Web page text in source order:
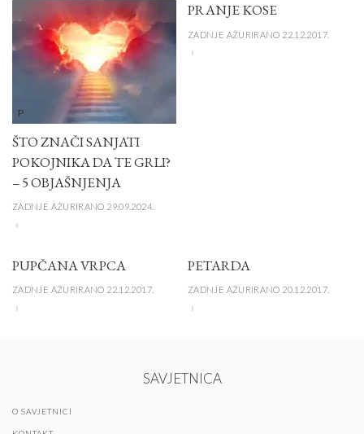
P
ŠTO ZNAČI SANJATI
POKOJNIKA DA TE GRLI?
– 5 OBJAŠNJENJA
ZADNJE AŽURIRANO 29.09.2024.
PRANJE KOSE
ZADNJE AŽURIRANO 22.12.2017.
PUPČANA VRPCA
ZADNJE AŽURIRANO 22.12.2017.
PETARDA
ZADNJE AŽURIRANO 20.12.2017.
SAVJETNICA
O SAVJETNICI